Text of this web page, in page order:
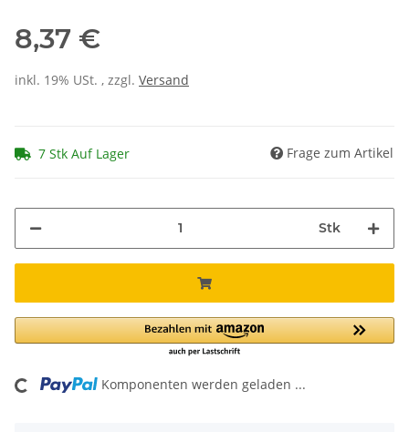
8,37 €
inkl. 19% USt. , zzgl. Versand
7 Stk Auf Lager Frage zum Artikel
Stk
Loading... Komponenten werden geladen ...